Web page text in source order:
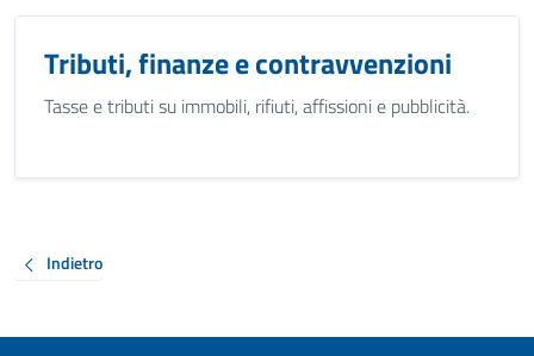
Tributi, finanze e contravvenzioni
Tasse e tributi su immobili, rifiuti, affissioni e pubblicità.
Indietro